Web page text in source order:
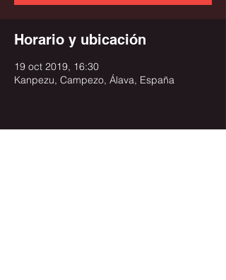
Horario y ubicación
19 oct 2019, 16:30
Kanpezu, Campezo, Álava, España